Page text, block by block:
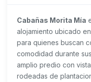
Cabañas Morita Mía
alojamiento ubicado en
para quienes buscan
comodidad durante
amplio predio con
rodeadas de